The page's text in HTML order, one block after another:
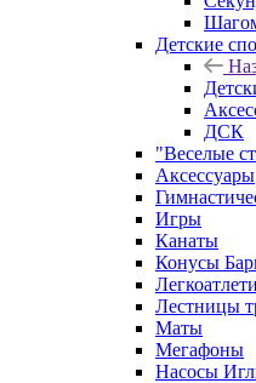
Детские
ДСК
"Веселые
Аксессуары
Игры
Канаты
Конусы
Лестницы
Маты
Мегафоны
Насосы